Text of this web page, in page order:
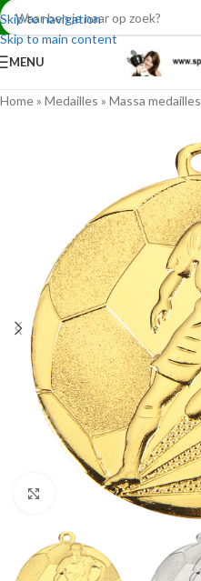
Skip to navigation
Skip to main content
MENU
Home» Medailles » Massa medailles
Klik om te vergroten